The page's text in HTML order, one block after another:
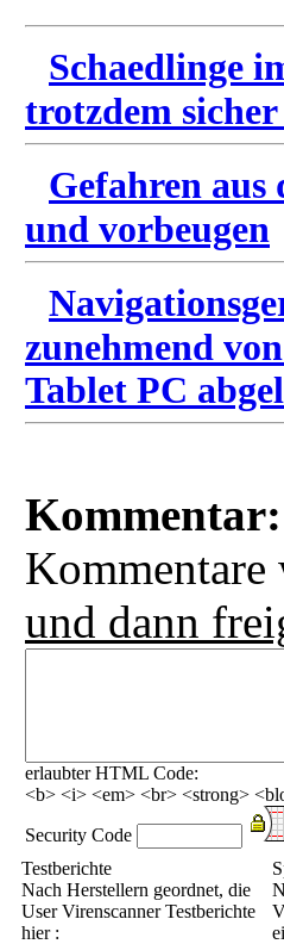
Schaedlinge
trotzdem
Gefahren
und vorbeugen
zunehmend
Tablet PC
Kommentar:
und dann
erlaubter HTML Code:
<b> <i> <em> <br> <strong>
Security Code
Testberichte
Nach Herstellern geordnet, die
User Virenscanner Testberichte
hier :